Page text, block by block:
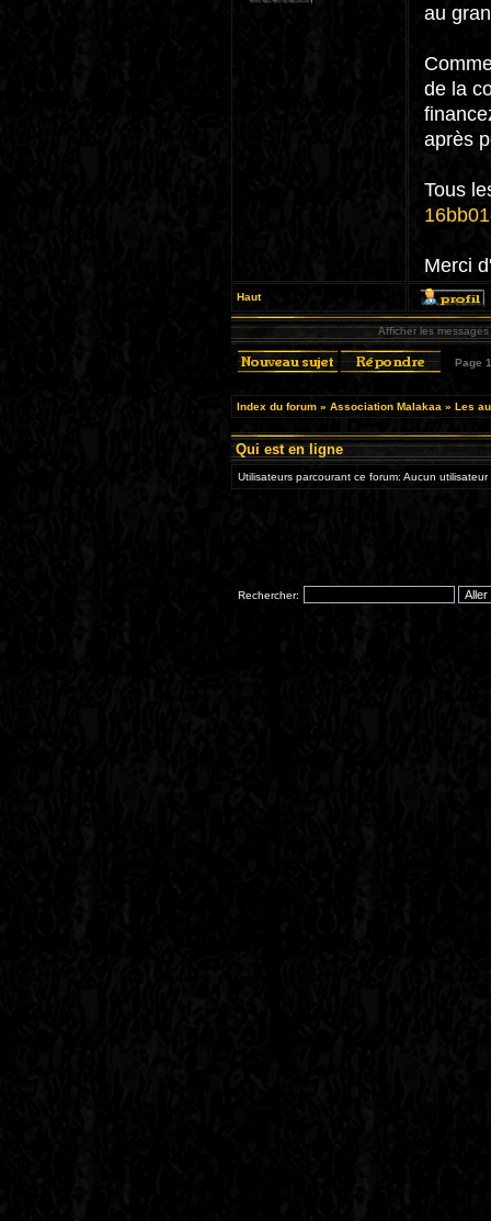
au
de la
après
Tous
Merci
Haut
Afficher les
Page 1
Index du forum » Association Malakaa » Les
Qui est en ligne
Utilisateurs parcourant ce forum: Aucun
Rechercher: